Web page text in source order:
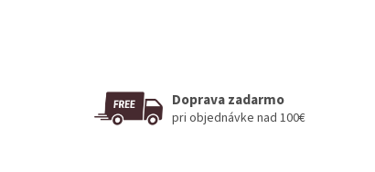
Doprava zadarmo
pri objednávke nad 100€